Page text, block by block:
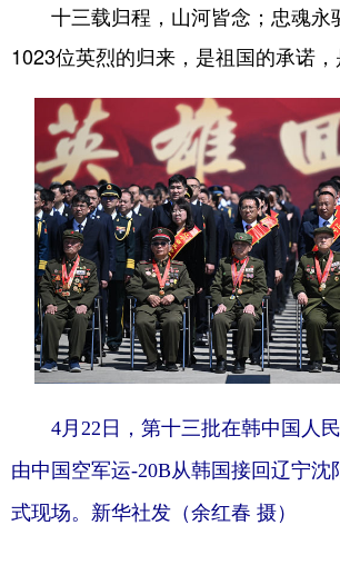
十三载归程，山河皆念；忠魂永
1023位英烈的归来，是祖国的承诺，
4月22日，第十三批在韩中国人
由中国空军运-20B从韩国接回辽宁沈
式现场。新华社发（余红春 摄）